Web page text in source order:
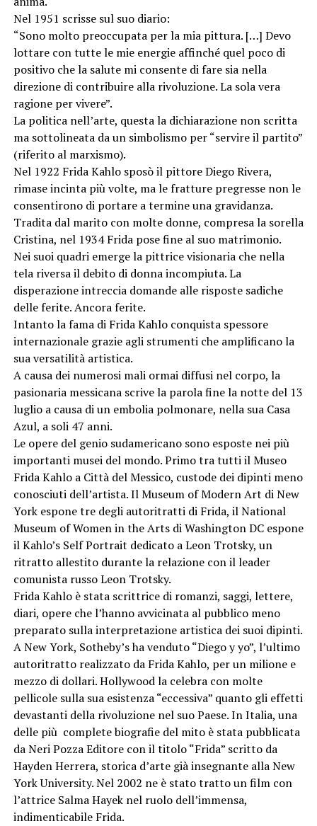
Nel 1951 scrisse sul suo diario:
“Sono molto preoccupata per la mia pittura. […] Devo
lottare con tutte le mie energie affinché quel poco di
positivo che la salute mi consente di fare sia nella
direzione di contribuire alla rivoluzione. La sola vera
ragione per vivere”.
La politica nell’arte, questa la dichiarazione non scritta
ma sottolineata da un simbolismo per “servire il partito”
(riferito al marxismo).
Nel 1922 Frida Kahlo sposò il pittore Diego Rivera,
rimase incinta più volte, ma le fratture pregresse non le
consentirono di portare a termine una gravidanza.
Tradita dal marito con molte donne, compresa la sorella
Cristina, nel 1934 Frida pose fine al suo matrimonio.
Nei suoi quadri emerge la pittrice visionaria che nella
tela riversa il debito di donna incompiuta. La
disperazione intreccia domande alle risposte sadiche
delle ferite. Ancora ferite.
Intanto la fama di Frida Kahlo conquista spessore
internazionale grazie agli strumenti che amplificano la
sua versatilità artistica.
A causa dei numerosi mali ormai diffusi nel corpo, la
pasionaria messicana scrive la parola fine la notte del 13
luglio a causa di un embolia polmonare, nella sua Casa
Azul, a soli 47 anni.
Le opere del genio sudamericano sono esposte nei più
importanti musei del mondo. Primo tra tutti il Museo
Frida Kahlo a Città del Messico, custode dei dipinti meno
conosciuti dell’artista. Il Museum of Modern Art di New
York espone tre degli autoritratti di Frida, il National
Museum of Women in the Arts di Washington DC espone
il Kahlo’s Self Portrait dedicato a Leon Trotsky, un
ritratto allestito durante la relazione con il leader
comunista russo Leon Trotsky.
Frida Kahlo è stata scrittrice di romanzi, saggi, lettere,
diari, opere che l’hanno avvicinata al pubblico meno
preparato sulla interpretazione artistica dei suoi dipinti.
A New York, Sotheby’s ha venduto “Diego y yo”, l’ultimo
autoritratto realizzato da Frida Kahlo, per un milione e
mezzo di dollari. Hollywood la celebra con molte
pellicole sulla sua esistenza “eccessiva” quanto gli effetti
devastanti della rivoluzione nel suo Paese. In Italia, una
delle più complete biografie del mito è stata pubblicata
da Neri Pozza Editore con il titolo “Frida” scritto da
Hayden Herrera, storica d’arte già insegnante alla New
York University. Nel 2002 ne è stato tratto un film con
l’attrice Salma Hayek nel ruolo dell’immensa,
indimenticabile Frida.